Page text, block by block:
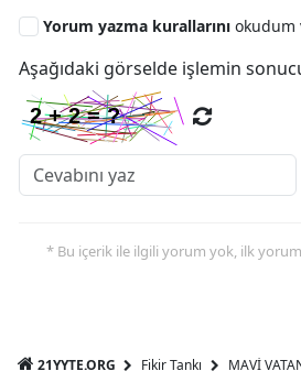
Yorum yazma kurallarını okudum
Aşağıdaki görselde işlemin
* Bu içerik ile ilgili yorum yok, ilk
21YYTE.ORG Fikir Tankı MAVİ